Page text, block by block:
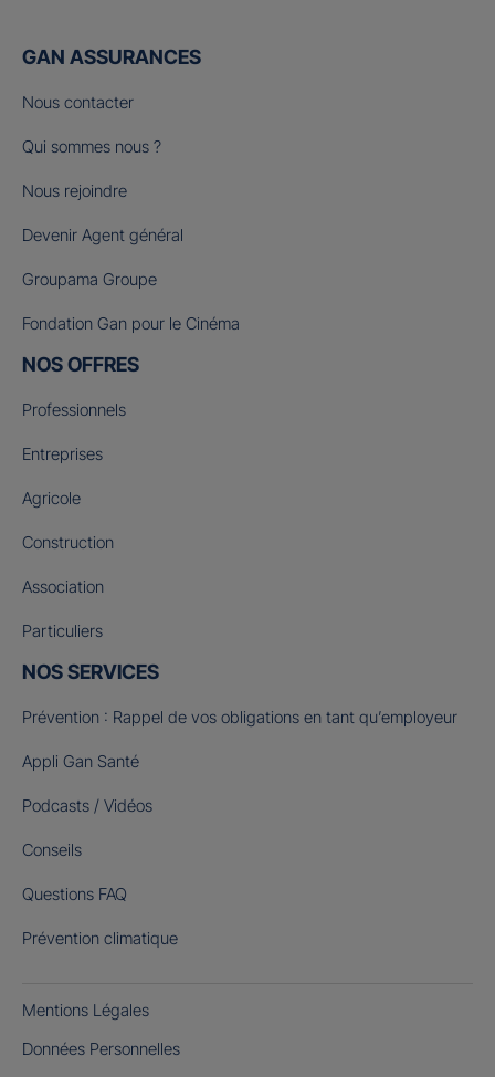
GAN ASSURANCES
Nous contacter
Qui sommes nous ?
Nous rejoindre
Devenir Agent général
Groupama Groupe
Fondation Gan pour le Cinéma
NOS OFFRES
Professionnels
Entreprises
Agricole
Construction
Association
Particuliers
NOS SERVICES
Prévention : Rappel de vos obligations en tant qu’employeur
Appli Gan Santé
Podcasts / Vidéos
Conseils
Questions FAQ
Prévention climatique
Mentions Légales
Données Personnelles